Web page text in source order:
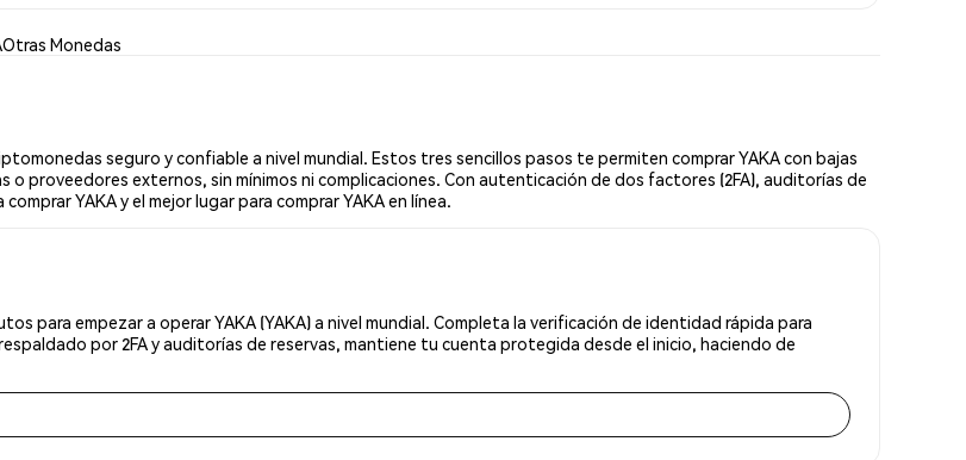
Otras Monedas
seguro y confiable a nivel mundial. Estos tres sencillos pasos te permiten comprar YAKA con bajas
proveedores externos, sin mínimos ni complicaciones. Con autenticación de dos factores (2FA), auditorías de
YAKA y el mejor lugar para comprar YAKA en línea.
para empezar a operar YAKA (YAKA) a nivel mundial. Completa la verificación de identidad rápida para
por 2FA y auditorías de reservas, mantiene tu cuenta protegida desde el inicio, haciendo de